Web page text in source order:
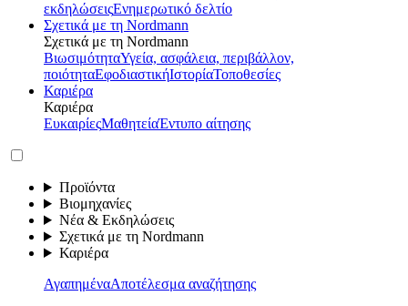
εκδηλώσειςΕνημερωτικό δελτίο
Σχετικά με τη Nordmann
Σχετικά με τη Nordmann
ΒιωσιμότηταΥγεία, ασφάλεια, περιβάλλον,
ποιότηταΕφοδιαστικήΙστορίαΤοποθεσίες
Καριέρα
Καριέρα
ΕυκαιρίεςΜαθητείαΈντυπο αίτησης
Προϊόντα
Βιομηχανίες
Νέα & Εκδηλώσεις
Σχετικά με τη Nordmann
Καριέρα
ΑγαπημέναΑποτέλεσμα αναζήτησης